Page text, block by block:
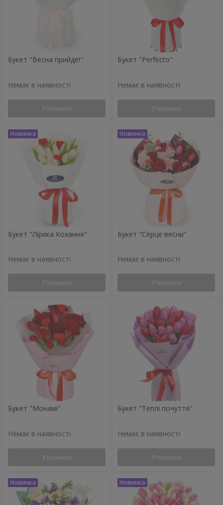
Букет "Весна прийде!"
Немає в наявності
Уточнити
Букет "Perfecto"
Немає в наявності
Уточнити
Букет "Лірика Кохання"
Немає в наявності
Уточнити
Букет "Серце весни"
Немає в наявності
Уточнити
Букет "Монамі"
Немає в наявності
Уточнити
Букет "Теплі почуття"
Немає в наявності
Уточнити